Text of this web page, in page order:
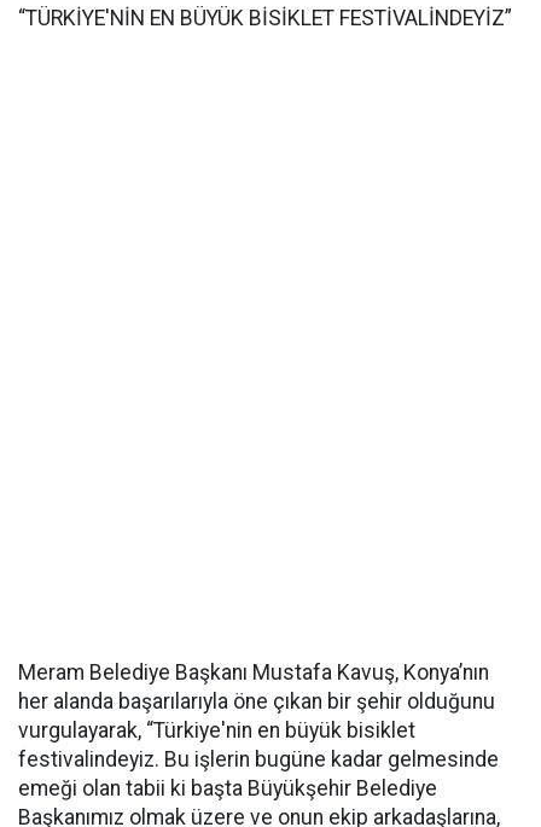
“TÜRKİYE'NİN EN BÜYÜK BİSİKLET FESTİVALİNDEYİZ”
Meram Belediye Başkanı Mustafa Kavuş, Konya’nın
her alanda başarılarıyla öne çıkan bir şehir olduğunu
vurgulayarak, “Türkiye'nin en büyük bisiklet
festivalindeyiz. Bu işlerin bugüne kadar gelmesinde
emeği olan tabii ki başta Büyükşehir Belediye
Başkanımız olmak üzere ve onun ekip arkadaşlarına,